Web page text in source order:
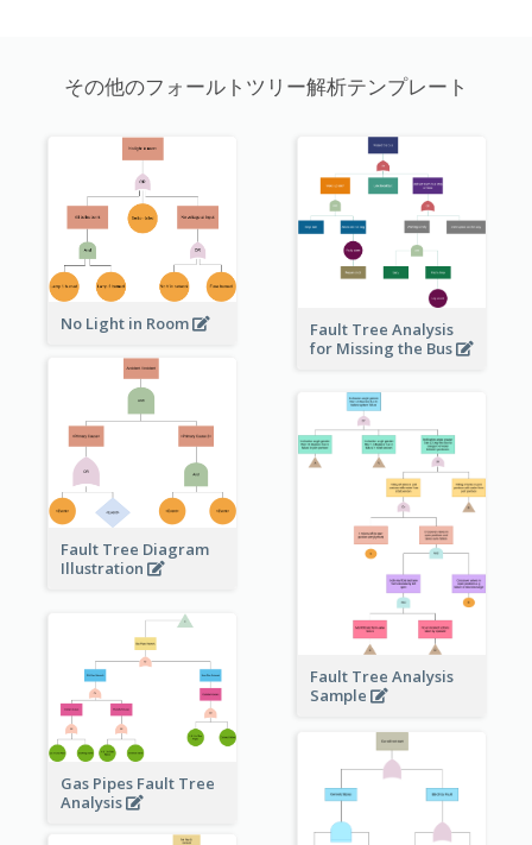
その他のフォールトツリー解析テンプレート
No Light in Room
Fault Tree Analysis
for Missing the Bus
Fault Tree Diagram
Illustration
Fault Tree Analysis
Sample
Gas Pipes Fault Tree
Analysis